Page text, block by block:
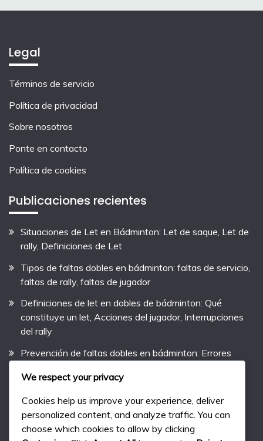
Legal
Términos de servicio
Política de privacidad
Sobre nosotros
Ponte en contacto
Política de cookies
Publicaciones recientes
Situaciones de Let en Bádminton: Let de saque, Let de
rally, Definiciones de Let
Tipos de faltas dobles en bádminton: faltas de servicio,
faltas de rally, faltas de jugador
Definiciones de let en dobles de bádminton: Qué
constituye un let, Acciones del jugador, Interrupciones
del rally
Prevención de faltas dobles en bádminton: Errores
concienciación
Tendencias de faltas dobles en bádminton: Faltas
comunes en los partidos, Estadísticas de jugadores,
Análisis de juego
We respect your privacy
Cookies help us improve your experience, deliver
personalized content, and analyze traffic. You can
choose which cookies to allow by clicking